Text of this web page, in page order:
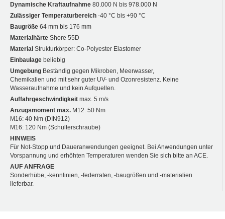
Dynamische Kraftaufnahme 80.000 N bis 978.000 N
Zulässiger Temperaturbereich -40 °C bis +90 °C
Baugröße 64 mm bis 176 mm
Materialhärte Shore 55D
Material Strukturkörper: Co-Polyester Elastomer
Einbaulage beliebig
Umgebung Beständig gegen Mikroben, Meerwasser,
Chemikalien und mit sehr guter UV- und Ozonresistenz. Keine
Wasseraufnahme und kein Aufquellen.
Auffahrgeschwindigkeit max. 5 m/s
Anzugsmoment max. M12: 50 Nm
M16: 40 Nm (DIN912)
M16: 120 Nm (Schulterschraube)
HINWEIS
Für Not-Stopp und Daueranwendungen geeignet. Bei Anwendungen unter
Vorspannung und erhöhten Temperaturen wenden Sie sich bitte an ACE.
AUF ANFRAGE
Sonderhübe, -kennlinien, -federraten, -baugrößen und -materialien
lieferbar.